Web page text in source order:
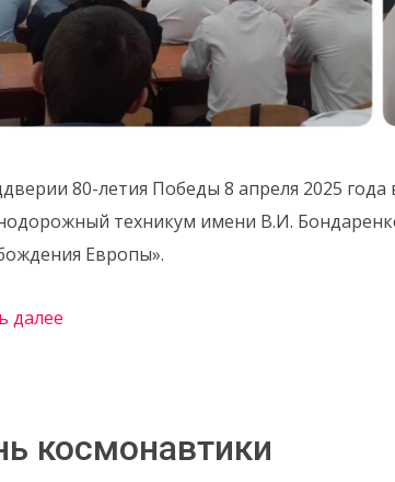
80-летия Победы 8 апреля 2025
техникум имени В.И.
Европы».
далее
космонавтики